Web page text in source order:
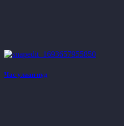
Час улаан нүд